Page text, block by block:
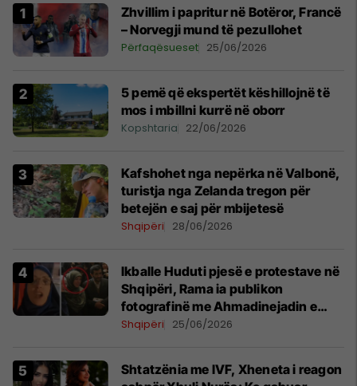
Zhvillim i papritur në Botëror, Francë
– Norvegji mund të pezullohet
Përfaqësueset 25/06/2026
5 pemë që ekspertët këshillojnë të
mos i mbillni kurrë në oborr
Kopshtaria 22/06/2026
Kafshohet nga nepërka në Valbonë,
turistja nga Zelanda tregon për
betejën e saj për mbijetesë
Shqipëri 28/06/2026
Ikballe Huduti pjesë e protestave në
Shqipëri, Rama ia publikon
fotografinë me Ahmadinejadin e
Iranit
Shqipëri 25/06/2026
Shtatzënia me IVF, Xheneta i reagon